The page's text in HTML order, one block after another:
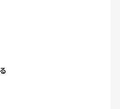
。
と何回もLINEしてく
せたくないので。